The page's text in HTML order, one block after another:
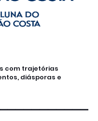
com trajetórias
diásporas e